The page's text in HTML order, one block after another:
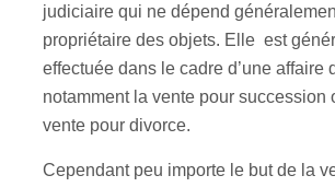
judiciaire qui ne dépend
propriétaire des objets. Elle est
effectuée dans le cadre d’une affaire
notamment la vente pour succession
vente pour divorce.
Cependant peu importe le but de la